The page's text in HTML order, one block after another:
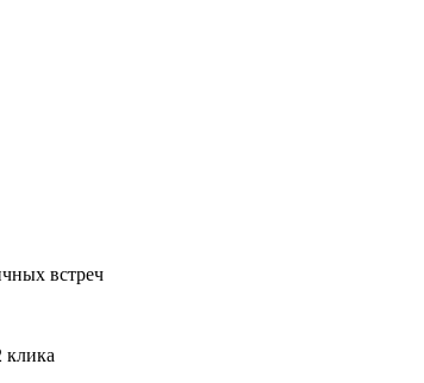
встреч
клика